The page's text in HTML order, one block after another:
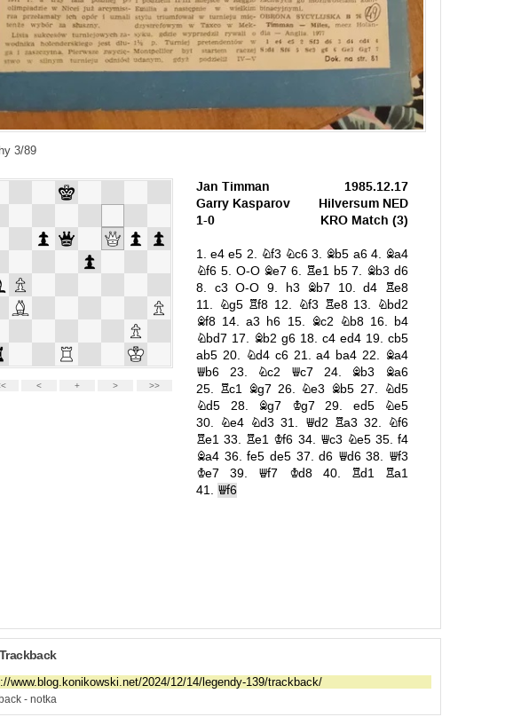
3/89
- notka